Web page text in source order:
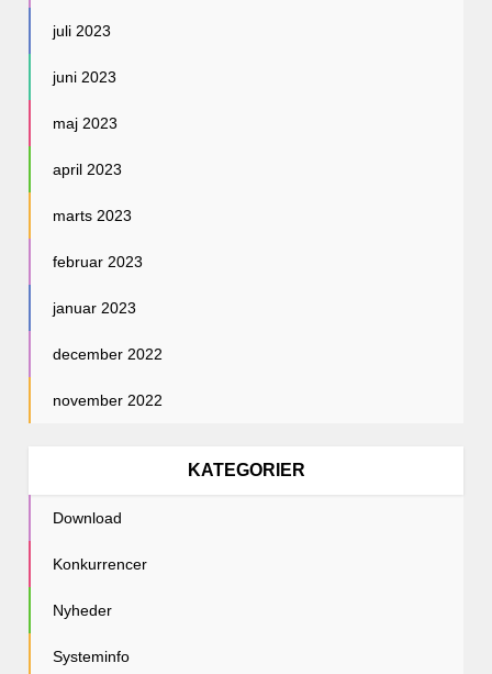
juli 2023
juni 2023
maj 2023
april 2023
marts 2023
februar 2023
januar 2023
december 2022
november 2022
KATEGORIER
Download
Konkurrencer
Nyheder
Systeminfo